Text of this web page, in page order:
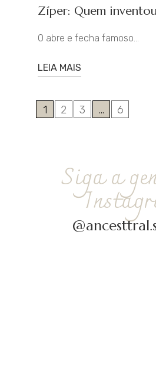
Zíper: Quem
O abre e fecha famoso…
LEIA MAIS
1 2 3 … 6
Siga a